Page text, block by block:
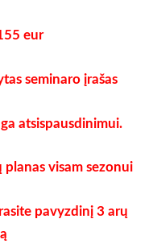
eur
seminaro įrašas
atsispausdinimui.
visam sezonui
pavyzdinį 3 arų